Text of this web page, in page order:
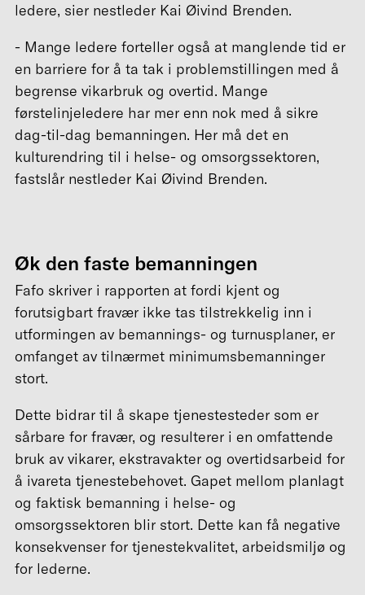
ledere, sier nestleder Kai Øivind Brenden.
- Mange ledere forteller også at manglende tid er
en barriere for å ta tak i problemstillingen med å
begrense vikarbruk og overtid. Mange
førstelinjeledere har mer enn nok med å sikre
dag-til-dag bemanningen. Her må det en
kulturendring til i helse- og omsorgssektoren,
fastslår nestleder Kai Øivind Brenden.
Øk den faste bemanningen
Fafo skriver i rapporten at fordi kjent og
forutsigbart fravær ikke tas tilstrekkelig inn i
utformingen av bemannings- og turnusplaner, er
omfanget av tilnærmet minimumsbemanninger
stort.
Dette bidrar til å skape tjenestesteder som er
sårbare for fravær, og resulterer i en omfattende
bruk av vikarer, ekstravakter og overtidsarbeid for
å ivareta tjenestebehovet. Gapet mellom planlagt
og faktisk bemanning i helse- og
omsorgssektoren blir stort. Dette kan få negative
konsekvenser for tjenestekvalitet, arbeidsmiljø og
for lederne.